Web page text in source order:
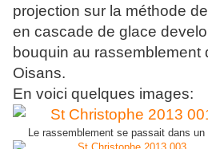
projection sur la méthode
en cascade de glace
bouquin au rassemblement
Oisans.
En voici quelques images:
Le rassemblement se passait dans